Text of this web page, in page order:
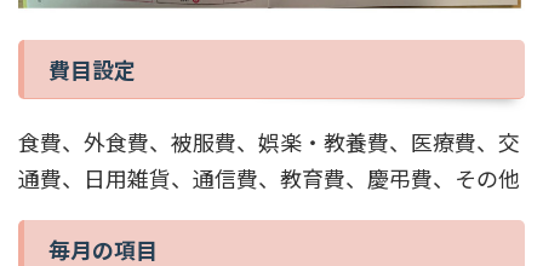
費目設定
食費、外食費、被服費、娯楽・教養費、医療費、交
通費、日用雑貨、通信費、教育費、慶弔費、その他
毎月の項目